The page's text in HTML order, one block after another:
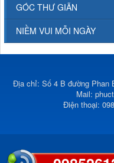
GÓC THƯ GIÃN
NIỀM VUI MỖI NGÀY
Địa chỉ: Số 4 B đường Phan
Mail:
Điện thoại: